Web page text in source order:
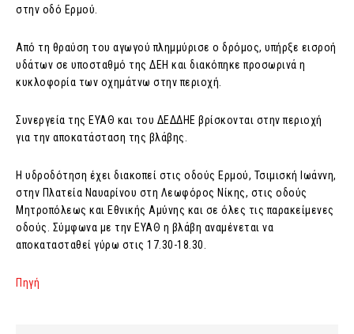
στην οδό Ερμού.
Από τη θραύση του αγωγού πλημμύρισε ο δρόμος, υπήρξε εισροή
υδάτων σε υποσταθμό της ΔΕΗ και διακόπηκε προσωρινά η
κυκλοφορία των οχημάτνω στην περιοχή.
Συνεργεία της ΕΥΑΘ και του ΔΕΔΔΗΕ βρίσκονται στην περιοχή
για την αποκατάσταση της βλάβης.
Η υδροδότηση έχει διακοπεί στις οδούς Ερμού, Τσιμισκή Ιωάννη,
στην Πλατεία Ναυαρίνου στη Λεωφόρος Νίκης, στις οδούς
Μητροπόλεως και Εθνικής Αμύνης και σε όλες τις παρακείμενες
οδούς. Σύμφωνα με την ΕΥΑΘ η βλάβη αναμένεται να
αποκατασταθεί γύρω στις 17.30-18.30.
Πηγή